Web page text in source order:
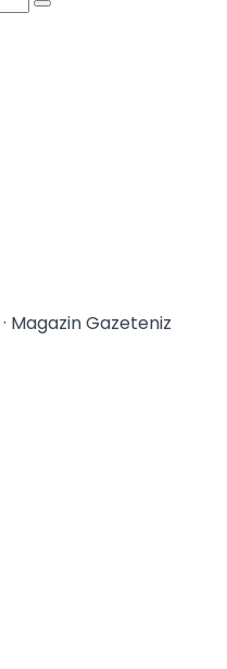
· Magazin Gazeteniz